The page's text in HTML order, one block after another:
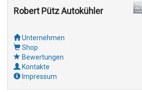
Robert Pütz Autokühler
Unternehmen
Shop
Bewertungen
Kontakte
Impressum